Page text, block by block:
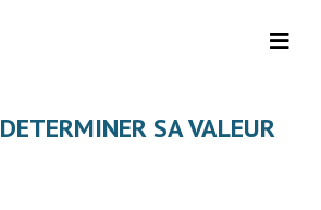
DETERMINER SA VALEUR